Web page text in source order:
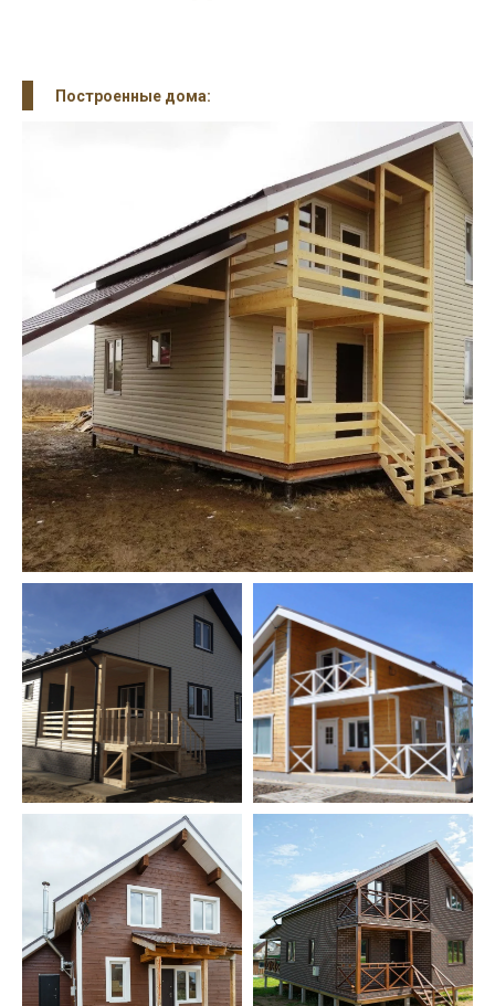
Построенные дома: